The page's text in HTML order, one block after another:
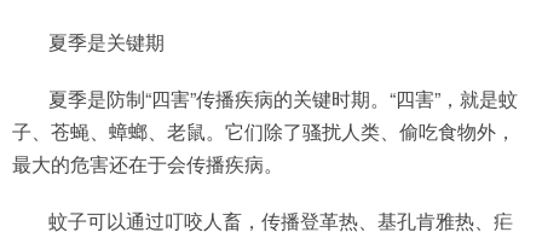
夏季是关键期
夏季是防制“四害”传播疾病的关键时期。“四害”，就是蚊
子、苍蝇、蟑螂、老鼠。它们除了骚扰人类、偷吃食物外，
最大的危害还在于会传播疾病。
蚊子可以通过叮咬人畜，传播登革热、基孔肯雅热、疟